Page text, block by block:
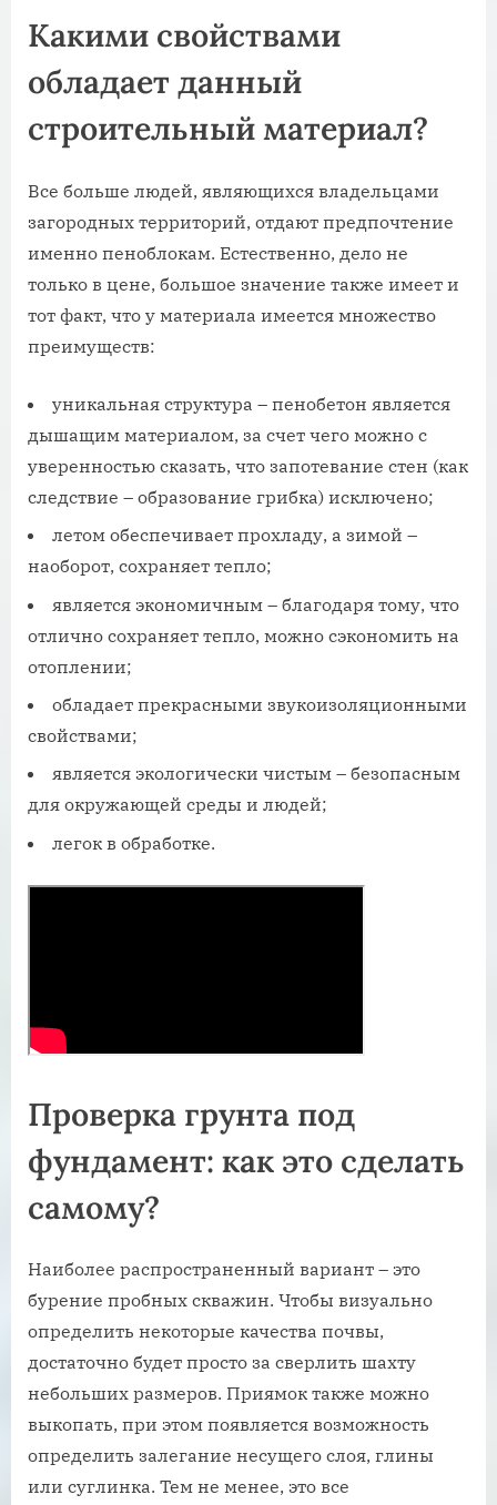
Какими свойствами
обладает данный
строительный материал?
Все больше людей, являющихся владельцами
загородных территорий, отдают предпочтение
именно пеноблокам. Естественно, дело не
только в цене, большое значение также имеет и
тот факт, что у материала имеется множество
преимуществ:
уникальная структура – пенобетон является
дышащим материалом, за счет чего можно с
уверенностью сказать, что запотевание стен (как
следствие – образование грибка) исключено;
летом обеспечивает прохладу, а зимой –
наоборот, сохраняет тепло;
является экономичным – благодаря тому, что
отлично сохраняет тепло, можно сэкономить на
отоплении;
обладает прекрасными звукоизоляционными
свойствами;
является экологически чистым – безопасным
для окружающей среды и людей;
легок в обработке.
Проверка грунта под
фундамент: как это сделать
самому?
Наиболее распространенный вариант – это
бурение пробных скважин. Чтобы визуально
определить некоторые качества почвы,
достаточно будет просто за сверлить шахту
небольших размеров. Приямок также можно
выкопать, при этом появляется возможность
определить залегание несущего слоя, глины
или суглинка. Тем не менее, это все